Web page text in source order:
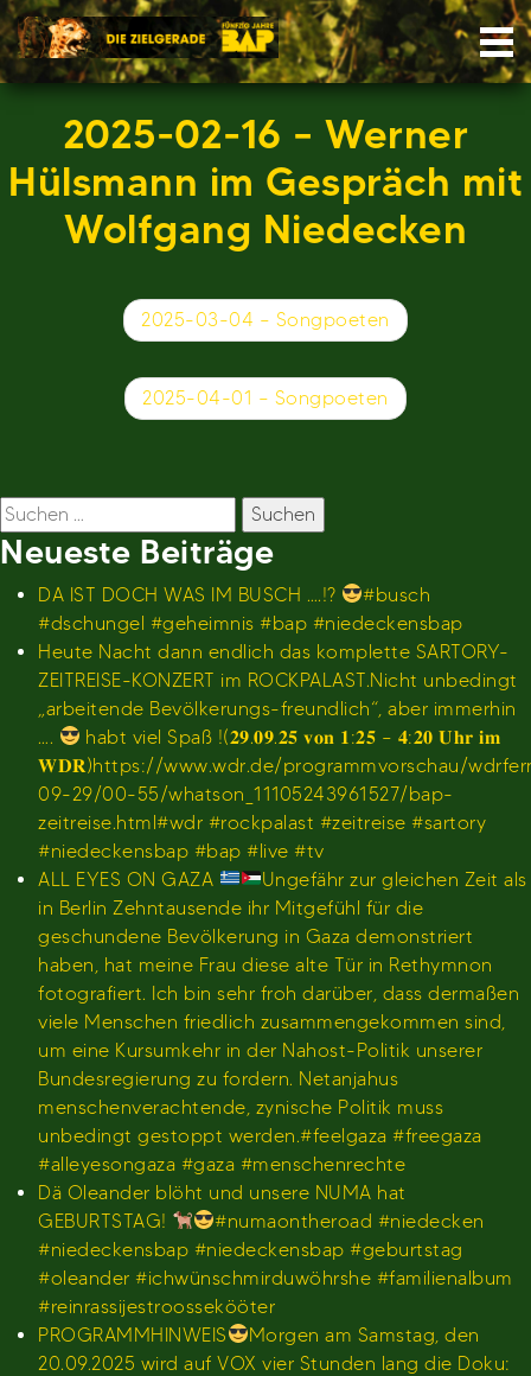
Skip
to
content
2025-02-16 – Werner
Hülsmann im Gespräch mit
Wolfgang Niedecken
Beitragsnavigation
2025-03-04 – Songpoeten
2025-04-01 – Songpoeten
Suchen
nach:
Neueste Beiträge
DA IST DOCH WAS IM BUSCH ….!?
#busch
#dschungel #geheimnis #bap #niedeckensbap
Heute Nacht dann endlich das komplette SARTORY-
ZEITREISE-KONZERT im ROCKPALAST.Nicht unbedingt
„arbeitende Bevölkerungs-freundlich“, aber immerhin
….
habt viel Spaß !(𝟐𝟗.𝟎𝟗.𝟐𝟓 𝐯𝐨𝐧 𝟏:𝟐𝟓 – 𝟒:𝟐𝟎 𝐔𝐡𝐫 𝐢𝐦
𝐖𝐃𝐑)https://www.wdr.de/programmvorschau/
09-29/00-55/whatson_11105243961527/bap-
zeitreise.html#wdr #rockpalast #zeitreise #sartory
#niedeckensbap #bap #live #tv
ALL EYES ON GAZA
Ungefähr zur gleichen Zeit als
in Berlin Zehntausende ihr Mitgefühl für die
geschundene Bevölkerung in Gaza demonstriert
haben, hat meine Frau diese alte Tür in Rethymnon
fotografiert. Ich bin sehr froh darüber, dass dermaßen
viele Menschen friedlich zusammengekommen sind,
um eine Kursumkehr in der Nahost-Politik unserer
Bundesregierung zu fordern. Netanjahus
menschenverachtende, zynische Politik muss
unbedingt gestoppt werden.#feelgaza #freegaza
#alleyesongaza #gaza #menschenrechte
Dä Oleander blöht und unsere NUMA hat
GEBURTSTAG!
#numaontheroad #niedecken
#niedeckensbap #niedeckensbap #geburtstag
#oleander #ichwünschmirduwöhrshe #familienalbum
#reinrassijestroossekööter
PROGRAMMHINWEIS
Morgen am Samstag, den
20.09.2025 wird auf VOX vier Stunden lang die Doku: